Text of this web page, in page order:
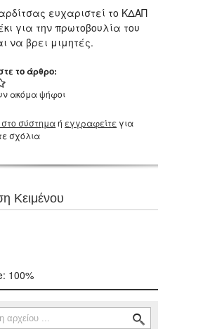
ευχαριστεί το ΚΔΑΠ
για την πρωτοβουλία του
να βρει μιμητές.
το άρθρο:
ακόμα ψήφοι
στο σύστημαή εγγραφείτε για
σχόλια
Κειμένου
100%